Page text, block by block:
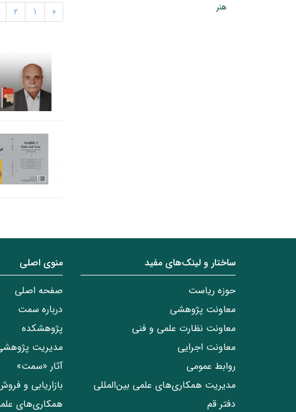
«
1
2
هنر
ساختار‌‌ و‌‌ لینک‌های مفید
حوزه ریاست
معاونت پژوهشی
معاونت نظارت علمی و فنی
معاونت اجرایی
روابط عمومی
مدیریت همکاری‌های علمی بین‌المللی
دفتر قم
منوی اصلی
صفحه اصلی
درباره سمت
پژوهشکده
مدیریت
آثار «سمت»
بازاریابی و
همکاری‌های